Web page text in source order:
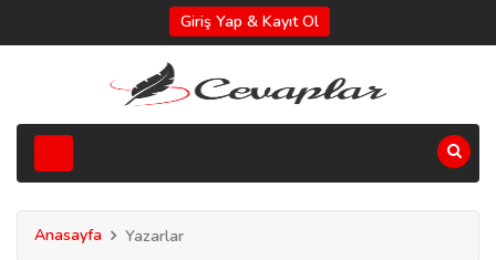
Giriş Yap & Kayıt Ol
Anasayfa Yazarlar